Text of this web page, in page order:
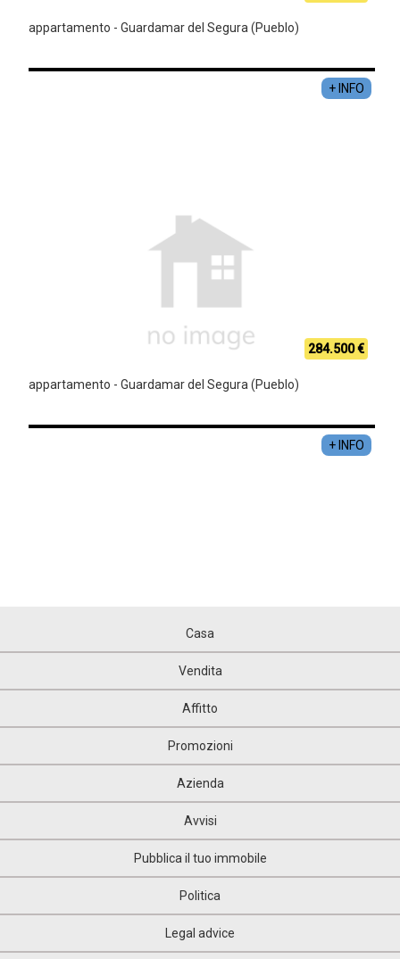
appartamento - Guardamar del Segura (Pueblo)
+ INFO
284.500 €
appartamento - Guardamar del Segura (Pueblo)
+ INFO
Casa
Vendita
Affitto
Promozioni
Azienda
Avvisi
Pubblica il tuo immobile
Politica
Legal advice